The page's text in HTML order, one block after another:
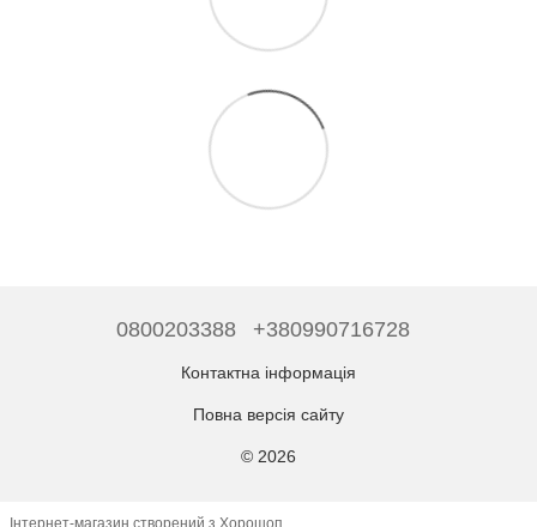
0800203388 +380990716728
Контактна інформація
Повна версія сайту
© 2026